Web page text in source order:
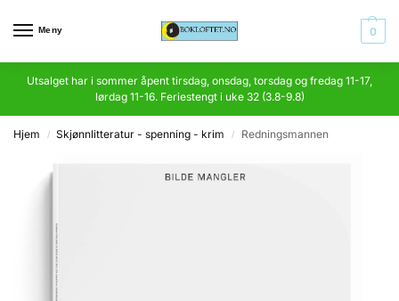
Meny 0
Utsalget har i sommer åpent tirsdag, onsdag, torsdag og fredag 11-17,
lørdag 11-16. Feriestengt i uke 32 (3.8-9.8)
Hjem / Skjønnlitteratur - spenning - krim / Redningsmannen